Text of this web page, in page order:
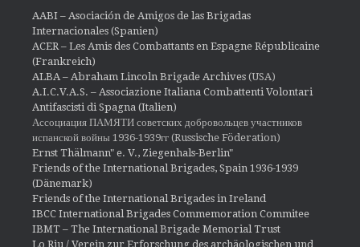
AABI – Asociación de Amigos de las Brigadas
Internacionales (Spanien)
ACER – Les Amis des Combattants en Espagne Républicaine
(Frankreich)
ALBA – Abraham Lincoln Brigade Archives (USA)
A.I.C.V.A.S. – Associazione Italiana Combattenti Volontari
Antifascisti di Spagna (Italien)
Ассоциация ПАМЯТИ советских добровольцев участников
испанской войны 1936-1939гг (Russische Föderation)
Ernst Thälmann" e. V., Ziegenhals-Berlin"
Friends of the International Brigades, Spain 1936-1939
(Dänemark)
Friends of the International Brigades in Ireland
IBCC International Brigades Commemoration Commitee
IBMT – The International Brigade Memorial Trust
Lo Riu / Verein zur Erforschung des archäologischen und